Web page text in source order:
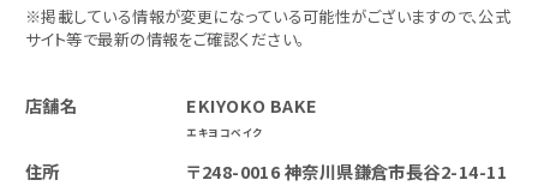
※掲載している情報が変更になっている可能性がございますので、公式
サイト等で最新の情報をご確認ください。
店舗名 EKIYOKO BAKE
エキヨコベイク
住所
〒248-0016 神奈川県鎌倉市長谷2-14-11